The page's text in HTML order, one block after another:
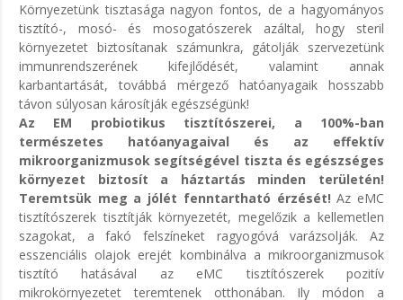
Környezetünk tisztasága nagyon fontos, de a hagyományos
tisztító-, mosó- és mosogatószerek azáltal, hogy steril
környezetet biztosítanak számunkra, gátolják szervezetünk
immunrendszerének kifejlődését, valamint annak
karbantartását, továbbá mérgező hatóanyagaik hosszabb
távon súlyosan károsítják egészségünk!
Az EM probiotikus tisztítószerei, a 100%-ban
természetes hatóanyagaival és az effektív
mikroorganizmusok segítségével tiszta és egészséges
környezet biztosít a háztartás minden területén!
Teremtsük meg a jólét fenntartható érzését!Az eMC
tisztítószerek tisztítják környezetét, megelőzik a kellemetlen
szagokat, a fakó felszíneket ragyogóvá varázsolják. Az
esszenciális olajok erejét kombinálva a mikroorganizmusok
tisztító hatásával az eMC tisztítószerek pozitív
mikrokörnyezetet teremtenek otthonában. Ily módon a